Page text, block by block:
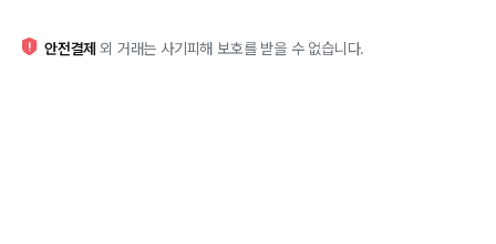
안전결제 외 거래는 사기피해 보호를 받을 수 없습니다.